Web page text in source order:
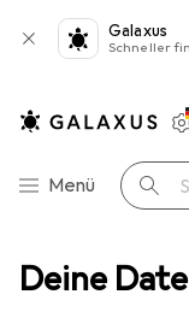
Deine
Galaxus
Schneller
Navigation nach
Menü Suche